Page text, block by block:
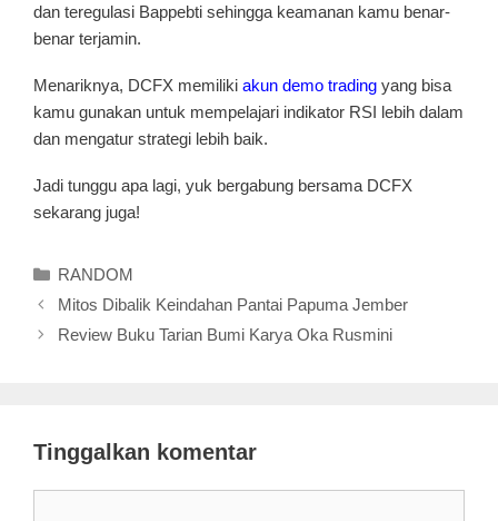
dan teregulasi Bappebti sehingga keamanan kamu benar-
benar terjamin.
Menariknya, DCFX memiliki akun demo trading yang bisa
kamu gunakan untuk mempelajari indikator RSI lebih dalam
dan mengatur strategi lebih baik.
Jadi tunggu apa lagi, yuk bergabung bersama DCFX
sekarang juga!
Kategori
RANDOM
Mitos Dibalik Keindahan Pantai Papuma Jember
Review Buku Tarian Bumi Karya Oka Rusmini
Tinggalkan komentar